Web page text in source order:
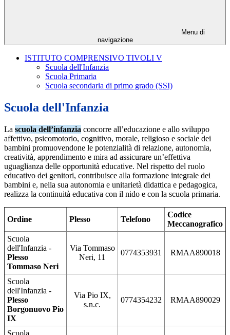
Menu di
navigazione
ISTITUTO COMPRENSIVO TIVOLI V
Scuola dell'Infanzia
Scuola Primaria
Scuola secondaria di primo grado (SSI)
Scuola dell'Infanzia
La scuola dell’infanzia concorre all’educazione e allo sviluppo
affettivo, psicomotorio, cognitivo, morale, religioso e sociale dei
bambini promuovendone le potenzialità di relazione, autonomia,
creatività, apprendimento e mira ad assicurare un’effettiva
uguaglianza delle opportunità educative. Nel rispetto del ruolo
educativo dei genitori, contribuisce alla formazione integrale dei
bambini e, nella sua autonomia e unitarietà didattica e pedagogica,
realizza la continuità educativa con il nido e con la scuola primaria.
Ordine Plesso Telefono
Codice
Meccanografico
Scuola
dell'Infanzia -
Plesso
Tommaso Neri
Via Tommaso
Neri, 11
0774353931 RMAA890018
Scuola
dell'Infanzia -
Plesso
Borgonuovo Pio
IX
Via Pio IX,
s.n.c.
0774354232 RMAA890029